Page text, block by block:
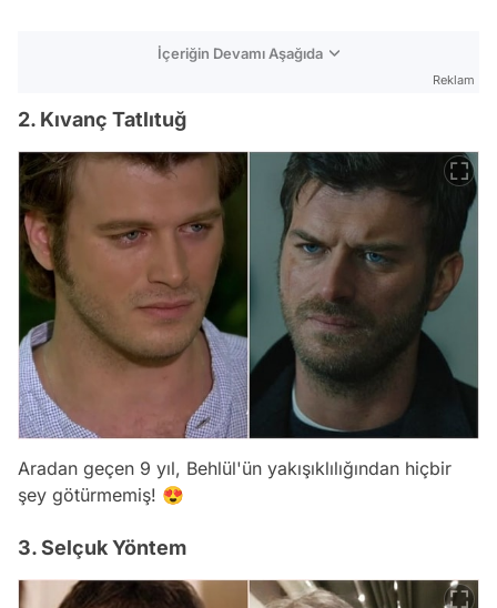
İçeriğin Devamı Aşağıda
Reklam
2. Kıvanç Tatlıtuğ
Aradan geçen 9 yıl, Behlül'ün yakışıklılığından hiçbir
şey götürmemiş! 😍
3. Selçuk Yöntem